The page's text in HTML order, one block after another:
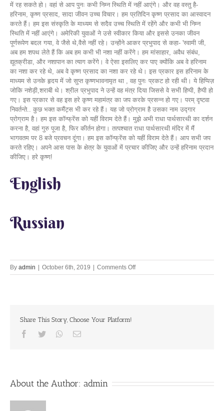
में रह सकते हो। वहां से आप पुनः कभी निम्न स्थिति में नहीं आएंगे। और वह वस्तु है-
हरिनाम, कृष्ण प्रसाद, सादा जीवन उच्च विचार। हम प्रतिदिन कृष्ण प्रसाद का आस्वादन
करते हैं। हम इस संस्कृति के माध्यम से सदैव उच्च स्थिति में रहेंगे और कभी भी निम्न
स्थिति में नहीं आएंगे। अमेरिकी युवाओं ने उसे स्वीकार किया और इससे उनका जीवन
पूर्णरूपेण बदल गया, वे जैसे थे,वैसे नहीं रहे। उन्होंने आकर प्रभुपाद से कहा- 'स्वामी जी,
अब हम शपथ लेते हैं कि अब हम कभी भी नशा नहीं करेंगे। हम मांसाहार, अवैध संबंध,
द्यूतक्रीडा, और नशापान का त्याग करेंगे। वे ऐसा इसलिए कर पाए क्योंकि अब वे हरिनाम
का नशा कर रहे थे, अब वे कृष्ण प्रसाद का नशा कर रहे थे। इस प्रकार इस हरिनाम के
माध्यम से उनके हृदय में जो सुप्त कृष्णभावनामृत था , वह पुनः प्रकट हो रही थी। ये हिप्पिज़
जोकि नशेड़ी,शराबी थे। श्रील प्रभुपाद ने उन्हें वह मंत्र दिया जिससे वे सभी हिप्पी, हैप्पी हो
गए। इस प्रकार से वह इस हरे कृष्ण महामंत्र का जप करके प्रसन्न हो गए। परम् दृष्टवा
निवर्तन्ते.. कुछ भक्त कमैंट्स भी कर रहे हैं। यह जो प्रोग्राम है उसका नाम उद्गार
प्रोग्राम है। हम इस कॉन्फ्रेंस को यहीं विराम देते हैं। मुझे अभी राधा पार्थसारथी का दर्शन
करना है, वहां गुरु पूजा है, फिर कीर्तन होगा। तत्पश्चात राधा पार्थसारथी मंदिर में मैं
भागवतम पर 8 बजे प्रवचन दूंगा। हम इस कॉन्फ्रेंस को यहीं विराम देते हैं। आप सभी जप
करते रहिए। अपने आस पास के क्षेत्र के युवाओं में प्रचार कीजिए और उन्हें हरिनाम प्रदान
कीजिए। हरे कृष्ण!
English
Russian
By admin | October 6th, 2019 | Comments Offon
Lets
Share This Story, Choose Your Platform!
Facebook
Twitter Whatsapp
Email
About the Author: admin